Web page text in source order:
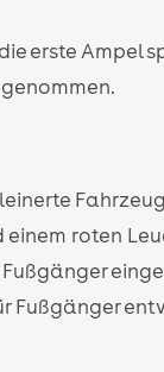
erste Ampel
einem roten
Fußgänger